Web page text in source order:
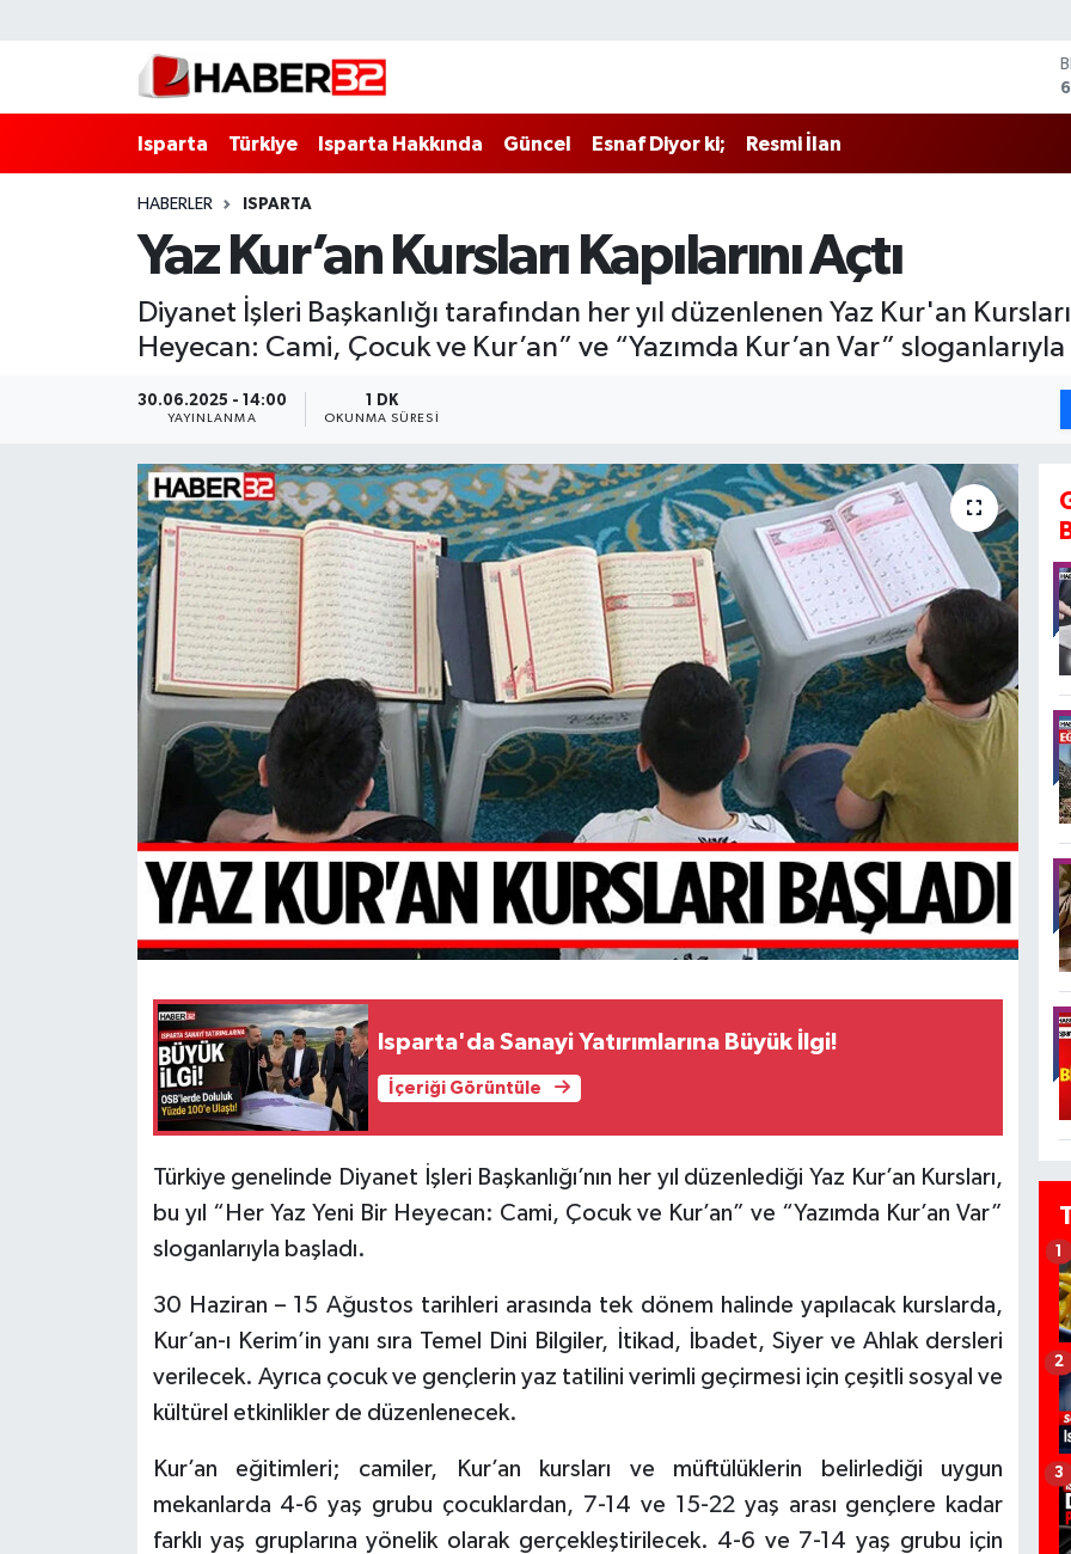
Isparta Türkiye Isparta Hakkında Güncel Esnaf Diyor ki; Resmi İlan
HABERLER ISPARTA
Yaz Kur’an Kursları Kapılarını Açtı
Diyanet İşleri Başkanlığı tarafından her yıl düzenlenen Yaz Kur'an
Heyecan: Cami, Çocuk ve Kur’an” ve “Yazımda Kur’an Var” sloganlarıyla
30.06.2025 - 14:00
YAYINLANMA
1 DK
OKUNMA SÜRESI
Isparta'da Sanayi Yatırımlarına Büyük İlgi!
İçeriği Görüntüle
Türkiye genelinde Diyanet İşleri Başkanlığı’nın her yıl düzenlediği Yaz Kur’an Kursları,
bu yıl “Her Yaz Yeni Bir Heyecan: Cami, Çocuk ve Kur’an” ve “Yazımda Kur’an Var”
sloganlarıyla başladı.
30 Haziran – 15 Ağustos tarihleri arasında tek dönem halinde yapılacak kurslarda,
Kur’an-ı Kerim’in yanı sıra Temel Dini Bilgiler, İtikad, İbadet, Siyer ve Ahlak dersleri
verilecek. Ayrıca çocuk ve gençlerin yaz tatilini verimli geçirmesi için çeşitli sosyal ve
kültürel etkinlikler de düzenlenecek.
Kur’an eğitimleri; camiler, Kur’an kursları ve müftülüklerin belirlediği uygun
mekanlarda 4-6 yaş grubu çocuklardan, 7-14 ve 15-22 yaş arası gençlere kadar
farklı yaş gruplarına yönelik olarak gerçekleştirilecek. 4-6 ve 7-14 yaş grubu için
1
2
3
Isparta Hakkında
Esnaf Diyor ki;
BİLİM VE TEKNOLOJİ
HABERDE İNSAN
KÜLTÜR SANAT
MAGAZİN
POLİTİKA
RESMİ İLANLAR
Tarihi Yapılarımız
Isparta Nöbetçi Eczaneler
Isparta Hava Durumu
Isparta Trafik Yoğunluk Haritası
Süper Lig Puan Durumu ve Fikstür
Tüm Manşetler
Son Dakika Haberleri